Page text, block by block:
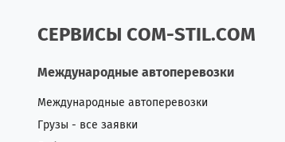
СЕРВИСЫ COM-STIL.COM
Международные автоперевозки
Международные автоперевозки
Грузы - все заявки